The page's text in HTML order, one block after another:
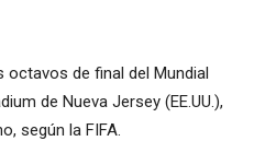
octavos de final del Mundial
de Nueva Jersey (EE.UU.),
según la FIFA.